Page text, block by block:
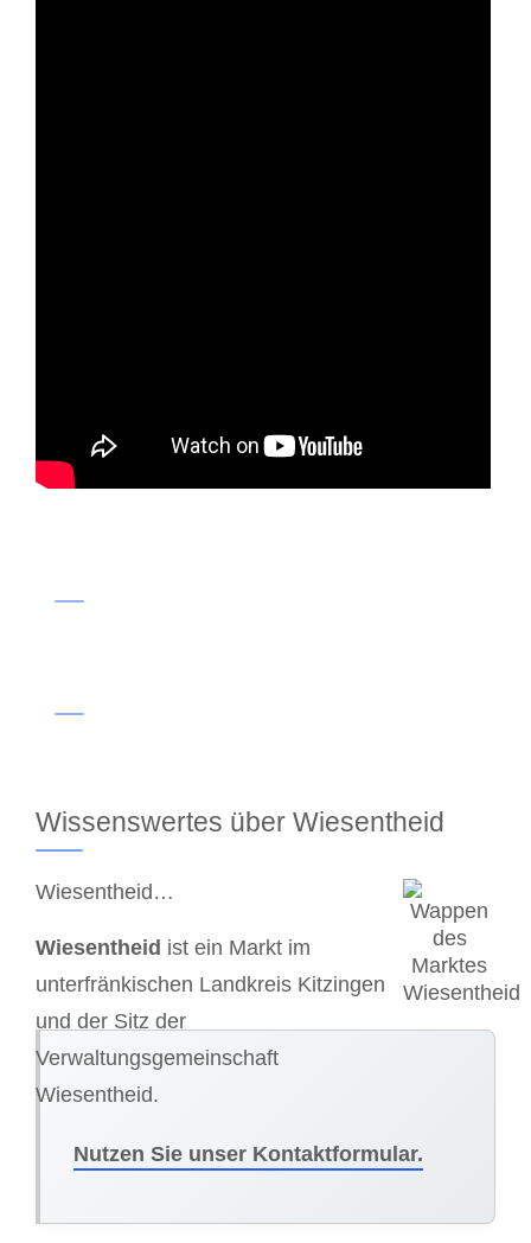
Wissenswertes über Wiesentheid
Wiesentheid…
Wiesentheid ist ein Markt im
unterfränkischen Landkreis Kitzingen
und der Sitz der
Verwaltungsgemeinschaft
Wiesentheid.
Nutzen Sie unser Kontaktformular.